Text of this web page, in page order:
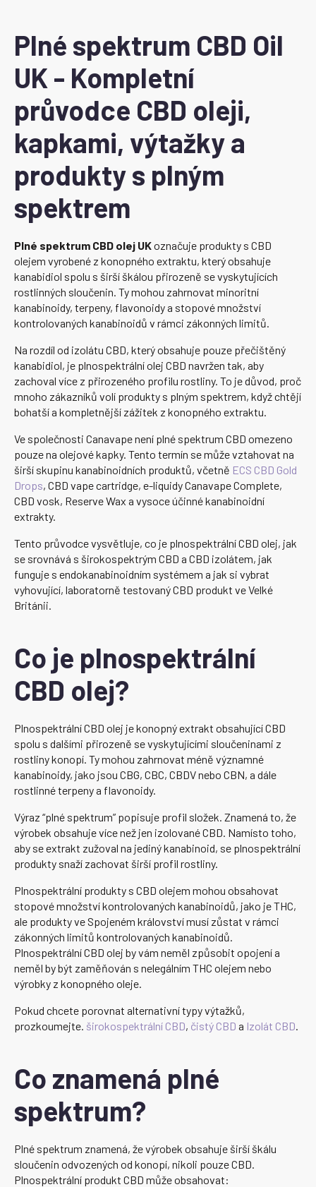
Plné spektrum CBD Oil
UK - Kompletní
průvodce CBD oleji,
kapkami, výtažky a
produkty s plným
spektrem
Plné spektrum CBD olej UKoznačuje produkty s CBD
olejem vyrobené z konopného extraktu, který obsahuje
kanabidiol spolu s širší škálou přirozeně se vyskytujících
rostlinných sloučenin. Ty mohou zahrnovat minoritní
kanabinoidy, terpeny, flavonoidy a stopové množství
kontrolovaných kanabinoidů v rámci zákonných limitů.
Na rozdíl od izolátu CBD, který obsahuje pouze přečištěný
kanabidiol, je plnospektrální olej CBD navržen tak, aby
zachoval více z přirozeného profilu rostliny. To je důvod, proč
mnoho zákazníků volí produkty s plným spektrem, když chtějí
bohatší a kompletnější zážitek z konopného extraktu.
Ve společnosti Canavape není plné spektrum CBD omezeno
pouze na olejové kapky. Tento termín se může vztahovat na
širší skupinu kanabinoidních produktů, včetně ECS CBD Gold
Drops, CBD vape cartridge, e-liquidy Canavape Complete,
CBD vosk, Reserve Wax a vysoce účinné kanabinoidní
extrakty.
Tento průvodce vysvětluje, co je plnospektrální CBD olej, jak
se srovnává s širokospektrým CBD a CBD izolátem, jak
funguje s endokanabinoidním systémem a jak si vybrat
vyhovující, laboratorně testovaný CBD produkt ve Velké
Británii.
Co je plnospektrální
CBD olej?
Plnospektrální CBD olej je konopný extrakt obsahující CBD
spolu s dalšími přirozeně se vyskytujícími sloučeninami z
rostliny konopí. Ty mohou zahrnovat méně významné
kanabinoidy, jako jsou CBG, CBC, CBDV nebo CBN, a dále
rostlinné terpeny a flavonoidy.
Výraz “plné spektrum” popisuje profil složek. Znamená to, že
výrobek obsahuje více než jen izolované CBD. Namísto toho,
aby se extrakt zužoval na jediný kanabinoid, se plnospektrální
produkty snaží zachovat širší profil rostliny.
Plnospektrální produkty s CBD olejem mohou obsahovat
stopové množství kontrolovaných kanabinoidů, jako je THC,
ale produkty ve Spojeném království musí zůstat v rámci
zákonných limitů kontrolovaných kanabinoidů.
Plnospektrální CBD olej by vám neměl způsobit opojení a
neměl by být zaměňován s nelegálním THC olejem nebo
výrobky z konopného oleje.
Pokud chcete porovnat alternativní typy výtažků,
prozkoumejte. širokospektrální CBD, čistý CBD a Izolát CBD.
Co znamená plné
spektrum?
Plné spektrum znamená, že výrobek obsahuje širší škálu
sloučenin odvozených od konopí, nikoli pouze CBD.
Plnospektrální produkt CBD může obsahovat: